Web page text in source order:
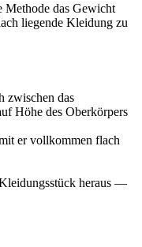
Methode das Gewicht
liegende Kleidung zu
zwischen das
Höhe des Oberkörpers
er vollkommen flach
heraus —